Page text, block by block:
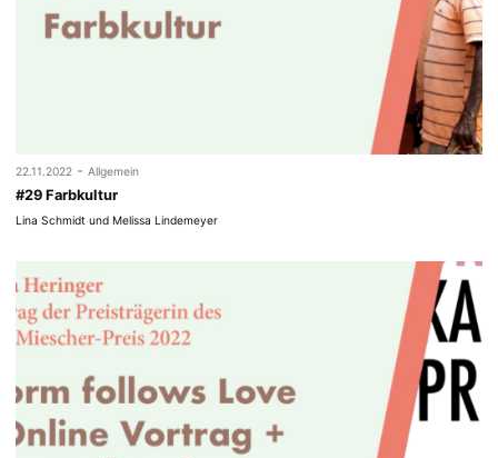
22.11.2022 - Allgemein
#29 Farbkultur
Lina Schmidt und Melissa Lindemeyer